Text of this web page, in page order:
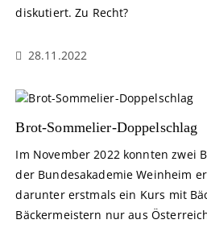
diskutiert. Zu Recht?
28.11.2022
Brot-Sommelier-Doppelschlag
Im November 2022 konnten zwei
der Bundesakademie Weinheim
darunter erstmals ein Kurs mit
Bäckermeistern nur aus